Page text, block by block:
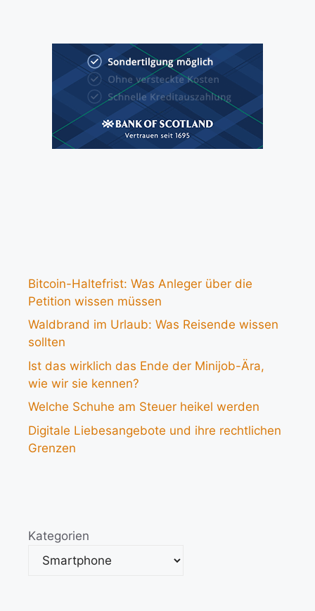
Bitcoin-Haltefrist: Was Anleger über die
Petition wissen müssen
Waldbrand im Urlaub: Was Reisende wissen
sollten
Ist das wirklich das Ende der Minijob-Ära,
wie wir sie kennen?
Welche Schuhe am Steuer heikel werden
Digitale Liebesangebote und ihre rechtlichen
Grenzen
Kategorien